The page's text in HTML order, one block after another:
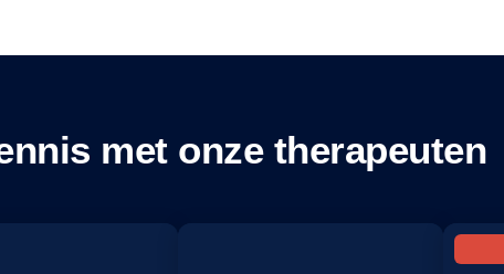
met onze therapeuten